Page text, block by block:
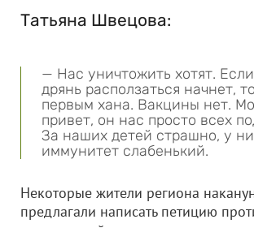
Татьяна Швецова:
— Нас уничтожить хотят.
дрянь расползаться начнет,
первым хана. Вакцины нет.
привет, он нас просто всех
За наших детей страшно, у
иммунитет слабенький.
Некоторые жители региона
предлагали написать петицию